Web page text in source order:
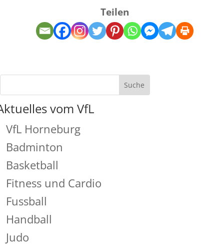
Teilen
vom VfL
VfL Horneburg
Badminton
Basketball
Fitness und Cardio
Fussball
Handball
Judo